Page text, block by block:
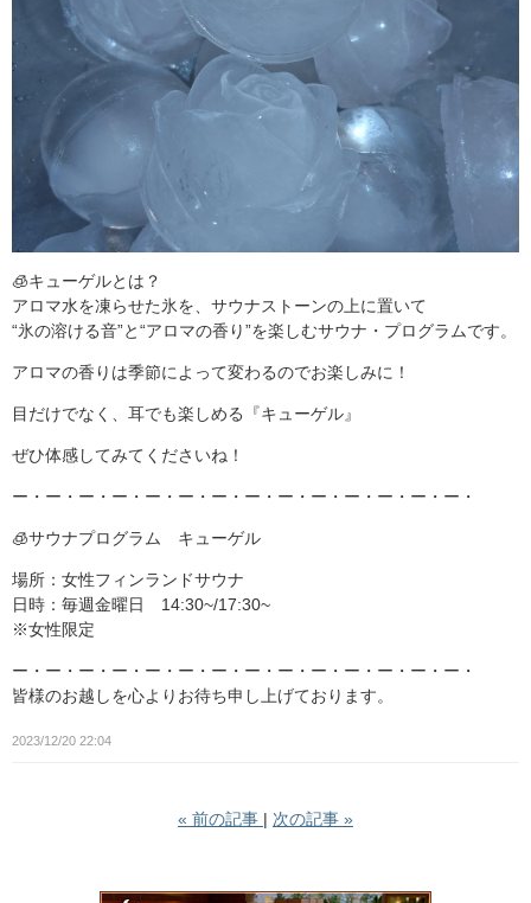
🧊キューゲルとは？
アロマ水を凍らせた氷を、サウナストーンの上に置いて
“氷の溶ける音”と“アロマの香り”を楽しむサウナ・プログラムです。
アロマの香りは季節によって変わるのでお楽しみに！
目だけでなく、耳でも楽しめる『キューゲル』
ぜひ体感してみてくださいね！
ー・ー・ー・ー・ー・ー・ー・ー・ー・ー・ー・ー・ー・ー・
🧊サウナプログラム キューゲル
場所：女性フィンランドサウナ
日時：毎週金曜日 14:30~/17:30~
※女性限定
ー・ー・ー・ー・ー・ー・ー・ー・ー・ー・ー・ー・ー・ー・
皆様のお越しを心よりお待ち申し上げております。
2023/12/20 22:04
« 前の記事 次の記事 »